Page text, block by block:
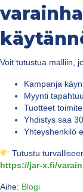
Voit tutustua malliin,
Kampanja
Myynti
Tuotteet
Yhdistys saa
Yhteyshenkilö
Tutustu
https://jar-x.fi/
Aihe: Blogi